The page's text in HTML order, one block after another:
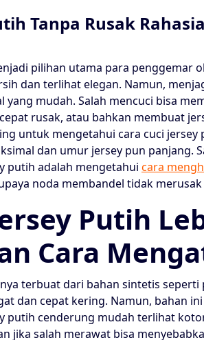
Tanpa Rusak
pilihan utama para penggemar
dan terlihat elegan. Namun,
yang mudah. Salah mencuci bisa
rusak, atau bahkan membuat
untuk mengetahui cara cuci
dan umur jersey pun panjang.
putih adalah mengetahui cara
noda membandel tidak
Putih
Cara
terbuat dari bahan sintetis
dan cepat kering. Namun, bahan
putih cenderung mudah terlihat
jika salah merawat bisa